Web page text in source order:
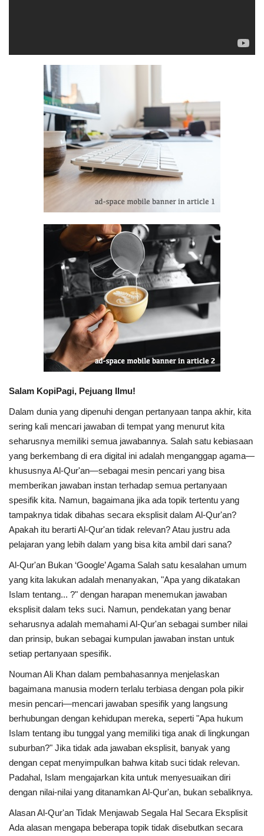
Salam KopiPagi, Pejuang Ilmu!
Dalam dunia yang dipenuhi dengan pertanyaan tanpa akhir, kita
sering kali mencari jawaban di tempat yang menurut kita
seharusnya memiliki semua jawabannya. Salah satu kebiasaan
yang berkembang di era digital ini adalah menganggap agama—
khususnya Al-Qur'an—sebagai mesin pencari yang bisa
memberikan jawaban instan terhadap semua pertanyaan
spesifik kita. Namun, bagaimana jika ada topik tertentu yang
tampaknya tidak dibahas secara eksplisit dalam Al-Qur'an?
Apakah itu berarti Al-Qur'an tidak relevan? Atau justru ada
pelajaran yang lebih dalam yang bisa kita ambil dari sana?
Al-Qur'an Bukan ‘Google’ Agama Salah satu kesalahan umum
yang kita lakukan adalah menanyakan, "Apa yang dikatakan
Islam tentang... ?" dengan harapan menemukan jawaban
eksplisit dalam teks suci. Namun, pendekatan yang benar
seharusnya adalah memahami Al-Qur'an sebagai sumber nilai
dan prinsip, bukan sebagai kumpulan jawaban instan untuk
setiap pertanyaan spesifik.
Nouman Ali Khan dalam pembahasannya menjelaskan
bagaimana manusia modern terlalu terbiasa dengan pola pikir
mesin pencari—mencari jawaban spesifik yang langsung
berhubungan dengan kehidupan mereka, seperti "Apa hukum
Islam tentang ibu tunggal yang memiliki tiga anak di lingkungan
suburban?" Jika tidak ada jawaban eksplisit, banyak yang
dengan cepat menyimpulkan bahwa kitab suci tidak relevan.
Padahal, Islam mengajarkan kita untuk menyesuaikan diri
dengan nilai-nilai yang ditanamkan Al-Qur'an, bukan sebaliknya.
Alasan Al-Qur'an Tidak Menjawab Segala Hal Secara Eksplisit
Ada alasan mengapa beberapa topik tidak disebutkan secara